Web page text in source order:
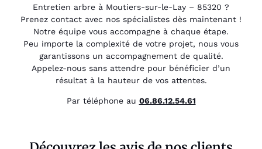
Entretien arbre à Moutiers-sur-le-Lay – 85320 ?
Prenez contact avec nos spécialistes dès maintenant !
Notre équipe vous accompagne à chaque étape.
Peu importe la complexité de votre projet, nous vous
garantissons un accompagnement de qualité.
Appelez-nous sans attendre pour bénéficier d’un
résultat à la hauteur de vos attentes.
Par téléphone au 06.86.12.54.61